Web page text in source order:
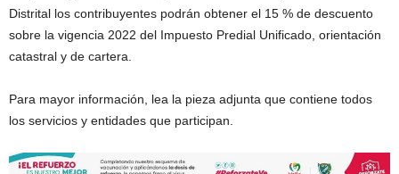
Distrital los contribuyentes podrán obtener el 15 % de descuento
sobre la vigencia 2022 del Impuesto Predial Unificado, orientación
catastral y de cartera.
Para mayor información, lea la pieza adjunta que contiene todos
los servicios y entidades que participan.